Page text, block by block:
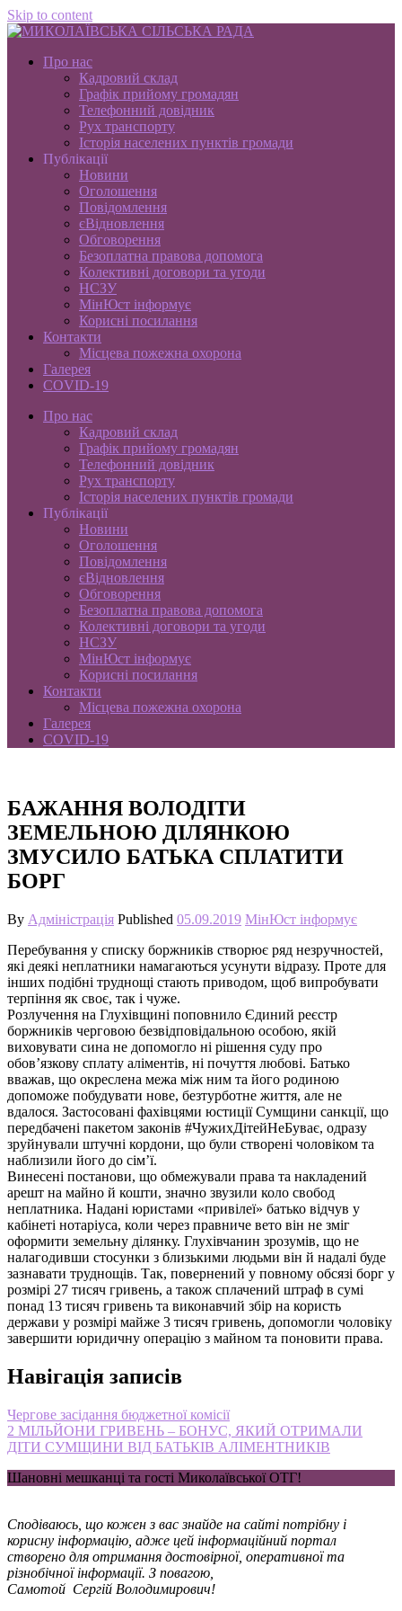
Skip to content
Про нас
Кадровий склад
Графік прийому громадян
Телефонний довідник
Рух транспорту
Історія населених пунктів громади
Публікації
Новини
Оголошення
Повідомлення
єВідновлення
Обговорення
Безоплатна правова допомога
Колективні договори та угоди
НСЗУ
МінЮст інформує
Корисні посилання
Контакти
Місцева пожежна охорона
Галерея
COVID-19
Про нас
Кадровий склад
Графік прийому громадян
Телефонний довідник
Рух транспорту
Історія населених пунктів громади
Публікації
Новини
Оголошення
Повідомлення
єВідновлення
Обговорення
Безоплатна правова допомога
Колективні договори та угоди
НСЗУ
МінЮст інформує
Корисні посилання
Контакти
Місцева пожежна охорона
Галерея
COVID-19
БАЖАННЯ ВОЛОДІТИ
ЗЕМЕЛЬНОЮ ДІЛЯНКОЮ
ЗМУСИЛО БАТЬКА СПЛАТИТИ
БОРГ
By Адміністрація Published 05.09.2019 МінЮст інформує
Перебування у списку боржників створює ряд незручностей,
які деякі неплатники намагаються усунути відразу. Проте для
інших подібні труднощі стають приводом, щоб випробувати
терпіння як своє, так і чуже.
Розлучення на Глухівщині поповнило Єдиний реєстр
боржників черговою безвідповідальною особою, якій
виховувати сина не допомогло ні рішення суду про
обов’язкову сплату аліментів, ні почуття любові. Батько
вважав, що окреслена межа між ним та його родиною
допоможе побудувати нове, безтурботне життя, але не
вдалося. Застосовані фахівцями юстиції Сумщини санкції, що
передбачені пакетом законів #ЧужихДітейНеБуває, одразу
зруйнували штучні кордони, що були створені чоловіком та
наблизили його до сім’ї.
Винесені постанови, що обмежували права та накладений
арешт на майно й кошти, значно звузили коло свобод
неплатника. Надані юристами «привілеї» батько відчув у
кабінеті нотаріуса, коли через правниче вето він не зміг
оформити земельну ділянку. Глухівчанин зрозумів, що не
налагодивши стосунки з близькими людьми він й надалі буде
зазнавати труднощів. Так, повернений у повному обсязі борг у
розмірі 27 тисяч гривень, а також сплачений штраф в сумі
понад 13 тисяч гривень та виконавчий збір на користь
держави у розмірі майже 3 тисяч гривень, допомогли чоловіку
завершити юридичну операцію з майном та поновити права.
Навігація записів
Чергове засідання бюджетної комісії
2 МІЛЬЙОНИ ГРИВЕНЬ – БОНУС, ЯКИЙ ОТРИМАЛИ
ДІТИ СУМЩИНИ ВІД БАТЬКІВ АЛІМЕНТНИКІВ
Шановні мешканці та гості Миколаївської ОТГ!
Сподіваюсь, що кожен з вас знайде на сайті потрібну і
корисну інформацію, адже цей інформаційний портал
створено для отримання достовірної, оперативної та
різнобічної інформації. З повагою,
Самотой Сергій Володимирович!